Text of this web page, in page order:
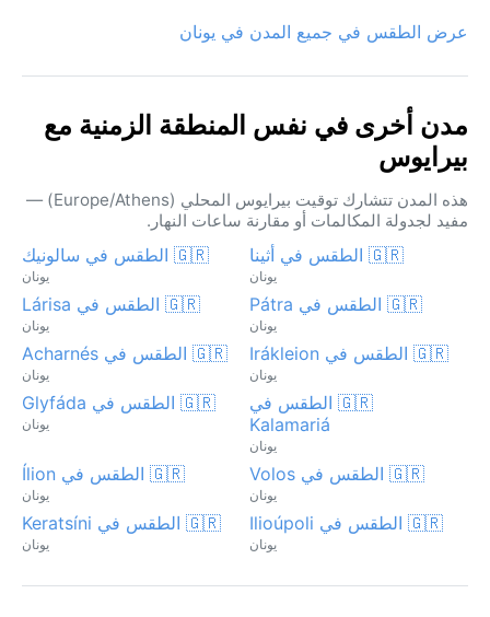
عرض الطقس في جميع المدن في يونان
مدن أخرى في نفس المنطقة الزمنية مع
بيرايوس
هذه المدن تتشارك توقيت بيرايوس المحلي (Europe/Athens) —
مفيد لجدولة المكالمات أو مقارنة ساعات النهار.
🇬🇷 الطقس في أثينا
يونان
🇬🇷 الطقس في سالونيك
يونان
🇬🇷 الطقس في Pátra
يونان
🇬🇷 الطقس في Lárisa
يونان
🇬🇷 الطقس في Irákleion
يونان
🇬🇷 الطقس في Acharnés
يونان
🇬🇷 الطقس في
Kalamariá
يونان
🇬🇷 الطقس في Glyfáda
يونان
🇬🇷 الطقس في Volos
يونان
🇬🇷 الطقس في Ílion
يونان
🇬🇷 الطقس في Ilioúpoli
يونان
🇬🇷 الطقس في Keratsíni
يونان